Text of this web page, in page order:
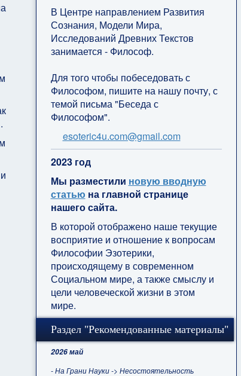
В Центре направлением Развития
Сознания, Модели Мира,
Исследований Древних Текстов
занимается - Философ.
Для того чтобы побеседовать с
Философом, пишите на нашу почту, с
темой письма "Беседа с
Философом".
esoteric4u.com@gmail.com
2023 год
Мы разместили новую вводную
статью на главной странице
нашего сайта.
В которой отображено наше текущие
восприятие и отношение к вопросам
Философии Эзотерики,
происходящему в современном
Социальном мире, а также смыслу и
цели человеческой жизни в этом
мире.
Раздел "Рекомендованные материалы"
2026 май
- На Грани Науки -> Несостоятельность